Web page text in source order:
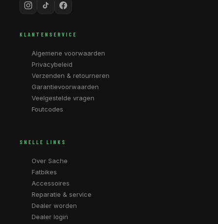
KLANTENSERVICE
Algemene voorwaarden
Privacybeleid
Verzenden & retourneren
Garantievoorwaarden
Veelgestelde vragen
Foutcodes
SNELLE LINKS
Over Sache
Fatbikes
Accessoires
Reparatie & service
Dealer worden
Dealer login